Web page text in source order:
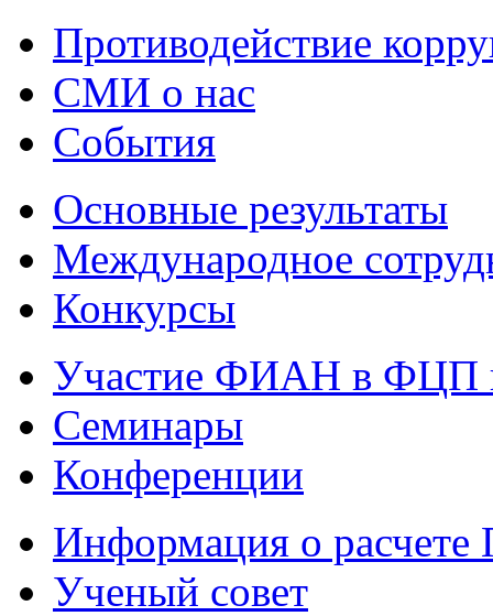
Противодействие
СМИ о нас
События
Основные результаты
Международное
Конкурсы
Участие ФИАН в ФЦП
Семинары
Конференции
Информация о
Ученый совет